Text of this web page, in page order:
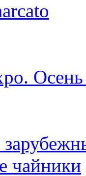
чайники